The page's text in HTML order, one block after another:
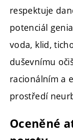
respektuje
potenciál
voda, klid,
duševnímu
racionálním a
prostředí
Oceněné